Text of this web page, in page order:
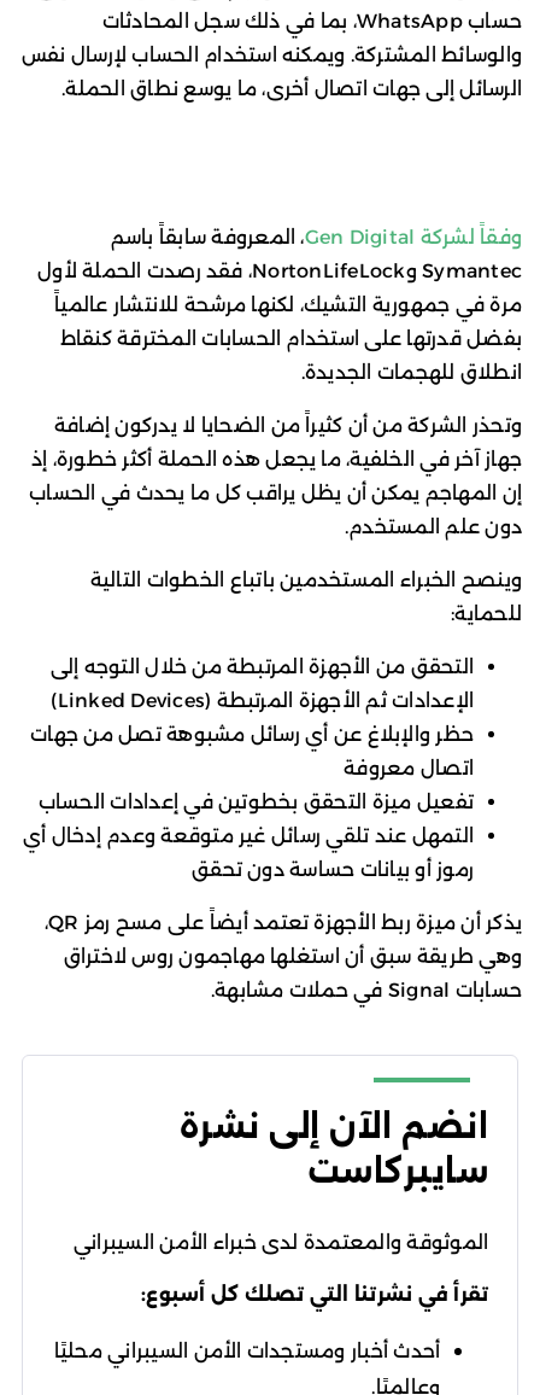
حساب WhatsApp، بما في ذلك سجل المحادثات
والوسائط المشتركة. ويمكنه استخدام الحساب لإرسال نفس
الرسائل إلى جهات اتصال أخرى، ما يوسع نطاق الحملة.
وفقاً لشركة Gen Digital
، المعروفة سابقاً باسم
Symantec وNortonLifeLock، فقد رصدت الحملة لأول
مرة في جمهورية التشيك، لكنها مرشحة للانتشار عالمياً
بفضل قدرتها على استخدام الحسابات المخترقة كنقاط
انطلاق للهجمات الجديدة.
وتحذر الشركة من أن كثيراً من الضحايا لا يدركون إضافة
جهاز آخر في الخلفية، ما يجعل هذه الحملة أكثر خطورة، إذ
إن المهاجم يمكن أن يظل يراقب كل ما يحدث في الحساب
دون علم المستخدم.
وينصح الخبراء المستخدمين باتباع الخطوات التالية
للحماية:
التحقق من الأجهزة المرتبطة من خلال التوجه إلى
الإعدادات ثم الأجهزة المرتبطة (Linked Devices)
حظر والإبلاغ عن أي رسائل مشبوهة تصل من جهات
اتصال معروفة
تفعيل ميزة التحقق بخطوتين في إعدادات الحساب
التمهل عند تلقي رسائل غير متوقعة وعدم إدخال أي
رموز أو بيانات حساسة دون تحقق
يذكر أن ميزة ربط الأجهزة تعتمد أيضاً على مسح رمز QR،
وهي طريقة سبق أن استغلها مهاجمون روس لاختراق
حسابات Signal في حملات مشابهة.
انضم الآن إلى نشرة
سايبركاست
الموثوقة والمعتمدة لدى خبراء الأمن السيبراني
تقرأ في نشرتنا التي تصلك كل أسبوع:
أحدث أخبار ومستجدات الأمن السيبراني محليًا
وعالميًا.